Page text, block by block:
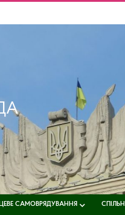
САМОВРЯДУВАННЯ